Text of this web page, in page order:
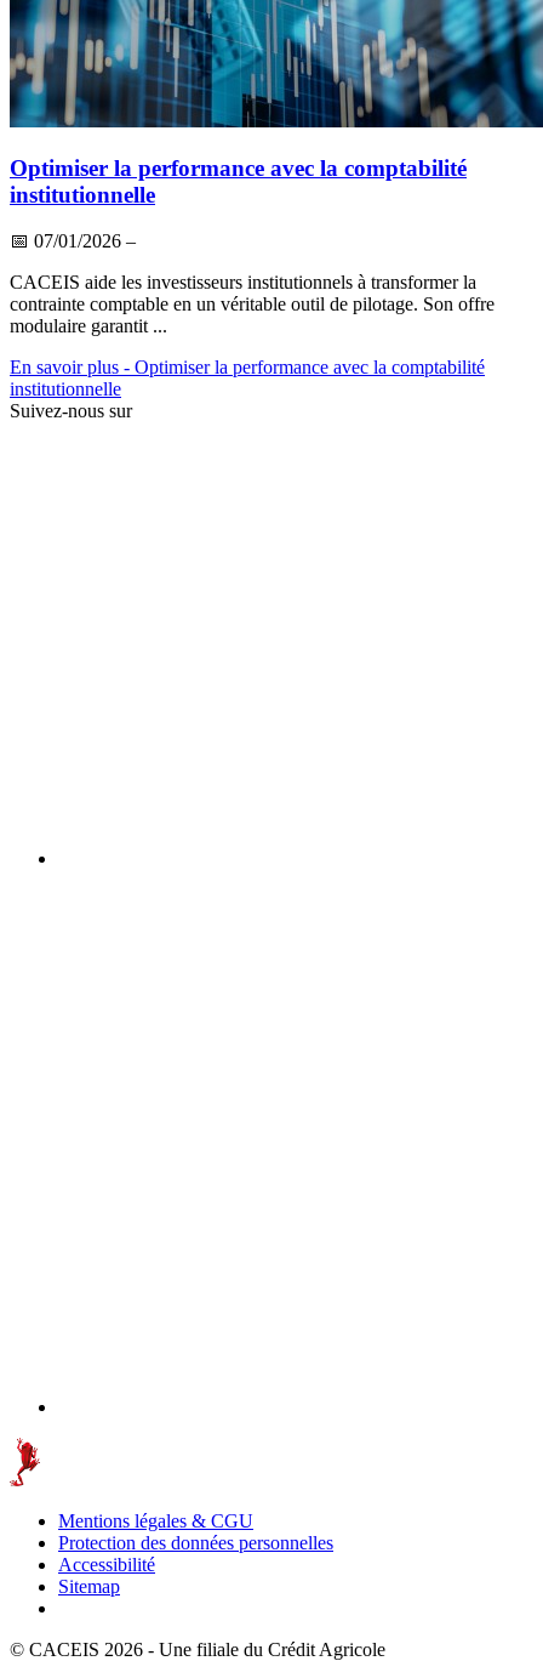
Optimiser la performance avec la comptabilité
institutionnelle
📅 07/01/2026 –
CACEIS aide les investisseurs institutionnels à transformer la
contrainte comptable en un véritable outil de pilotage. Son offre
modulaire garantit ...
En savoir plus - Optimiser la performance avec la comptabilité
institutionnelle
Suivez-nous sur
Mentions légales & CGU
Protection des données personnelles
Accessibilité
Sitemap
© CACEIS 2026 - Une filiale du Crédit Agricole